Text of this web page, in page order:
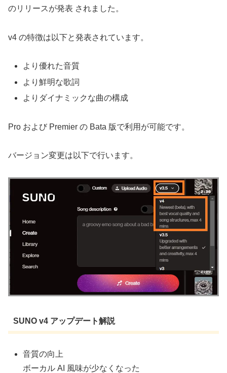
のリリースが発表 されました。
v4 の特徴は以下と発表されています。
より優れた音質
より鮮明な歌詞
よりダイナミックな曲の構成
Pro および Premier の Bata 版で利用が可能です。
バージョン変更は以下で行います。
SUNO v4 アップデート解説
音質の向上
ボーカル AI 風味が少なくなった